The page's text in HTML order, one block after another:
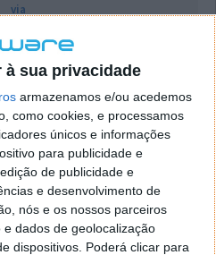
à sua privacidade
armazenamos e/ou acedemos
como cookies, e processamos
únicos e informações
para publicidade e
de publicidade e
e desenvolvimento de
nós e os nossos parceiros
dados de geolocalização
dispositivos. Poderá clicar para
via
anos, dedicado mais
gama, as quais contam
E terá, assim, deixado
de entrada. Em janeiro, a
GeForce RTX 3050 para
da chegada da linha
em específico
entre os 300 e os
para alguns